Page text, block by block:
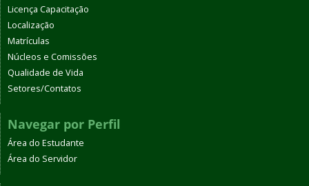
Licença Capacitação
Localização
Matrículas
Núcleos e Comissões
Qualidade de Vida
Setores/Contatos
Navegar por Perfil
Área do Estudante
Área do Servidor